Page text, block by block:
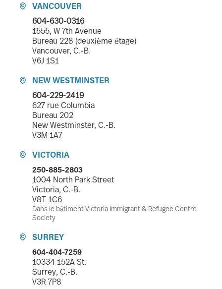

VANCOUVER
604-630-0316
1555, W 7th Avenue
Bureau 228 (deuxième étage)
Vancouver, C.-B.
V6J 1S1

NEW WESTMINSTER
604-229-2419
627 rue Columbia
Bureau 202
New Westminster, C.-B.
V3M 1A7

VICTORIA
250-885-2803
1004 North Park Street
Victoria, C.-B.
V8T 1C6
Dans le bâtiment Victoria Immigrant & Refugee Centre
Society

SURREY
604-404-7259
10334 152A St.
Surrey, C.-B.
V3R 7P8